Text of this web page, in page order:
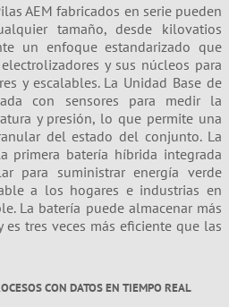
AEM fabricados en serie pueden
tamaño, desde kilovatios
un enfoque estandarizado que
y sus núcleos para
y escalables. La Unidad Base de
con sensores para medir la
y presión, lo que permite una
del estado del conjunto. La
primera batería híbrida integrada
para suministrar energía verde
a los hogares e industrias en
La batería puede almacenar más
tres veces más eficiente que las
CON DATOS EN TIEMPO REAL